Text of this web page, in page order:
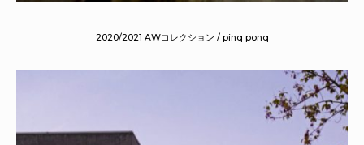
2020/2021 AWコレクション / pinq ponq